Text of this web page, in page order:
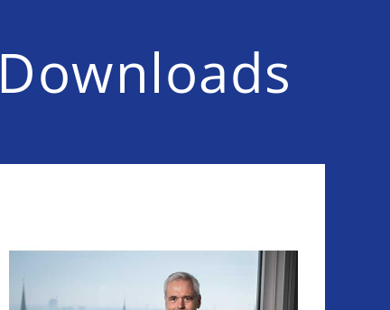
Downloads